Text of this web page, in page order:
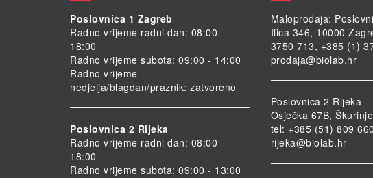
Poslovnica 1 Zagreb
Radno vrijeme radni dan: 08:00 -
18:00
Radno vrijeme subota: 09:00 - 14:00
Radno vrijeme
nedjelja/blagdan/praznik: zatvoreno
Poslovnica 2 Rijeka
Radno vrijeme radni dan: 08:00 -
18:00
Radno vrijeme subota: 09:00 - 13:00
Maloprodaja:
Ilica 346, 10000
3750 713, +385 (1)
prodaja@biolab.hr
Poslovnica 2 Rijeka
Osječka 67B,
tel: +385 (51) 809
rijeka@biolab.hr